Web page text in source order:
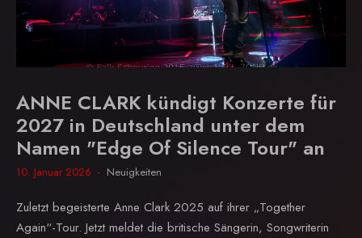
ANNE CLARK kündigt Konzerte für
2027 in Deutschland unter dem
Namen "Edge Of Silence Tour" an
10. Januar 2026 Neuigkeiten
Zuletzt begeisterte Anne Clark 2025 auf ihrer „Together
Again“-Tour. Jetzt meldet die britische Sängerin, Songwriterin